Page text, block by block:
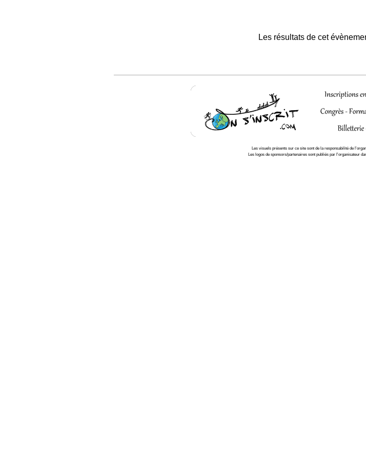
Les résultats de cet
Les visuels présents sur ce site sont de la responsabilité de
Les logos de sponsors/partenaires sont publiés par l'organisateur